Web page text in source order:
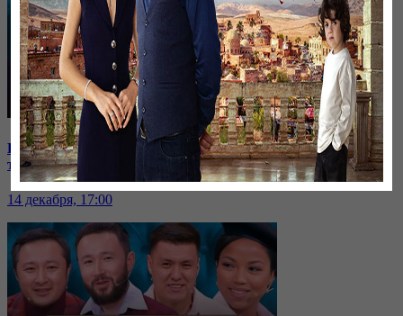
Қақаған қыста тоғыз баламмен адам өміріне қауіпті үйде
тұрып жатырмыз | «Қыздар-Ай»
14 декабря, 17:00